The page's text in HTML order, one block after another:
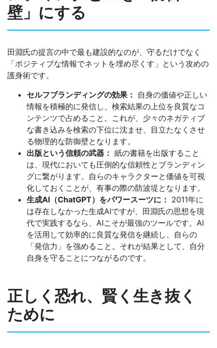
壁」にする
田淵氏の提言の中で最も建設的なのが、守るだけでなく
「ポジティブな情報でネットを埋め尽くす」という攻めの
護身術です。
セルフブランディングの効果：
自身の価値や正しい
情報を積極的に発信し、検索結果の上位を良質なコ
ンテンツで占めること。これが、少々のネガティブ
な書き込みを検索の下位に沈ませ、目立たなくさせ
る物理的な防御壁となります。
出版という信頼の武器： 紙の書籍を出版すること
は、現代においても圧倒的な信頼性とブランディン
グに繋がります。自らのキャラクターと価値を可視
化しておくことが、有事の際の防波堤となります。
生成AI（ChatGPT）をパワースーツに： 2011年に
は存在しなかった生成AIですが、田淵氏の思想を現
代で実践するなら、AIこそが最強のツールです。AI
を活用して効率的に良質な発信を継続し、自らの
「発信力」を強めること。それが結果として、自分
自身を守ることにつながるのです。
正しく恐れ、賢く生き抜く
ために